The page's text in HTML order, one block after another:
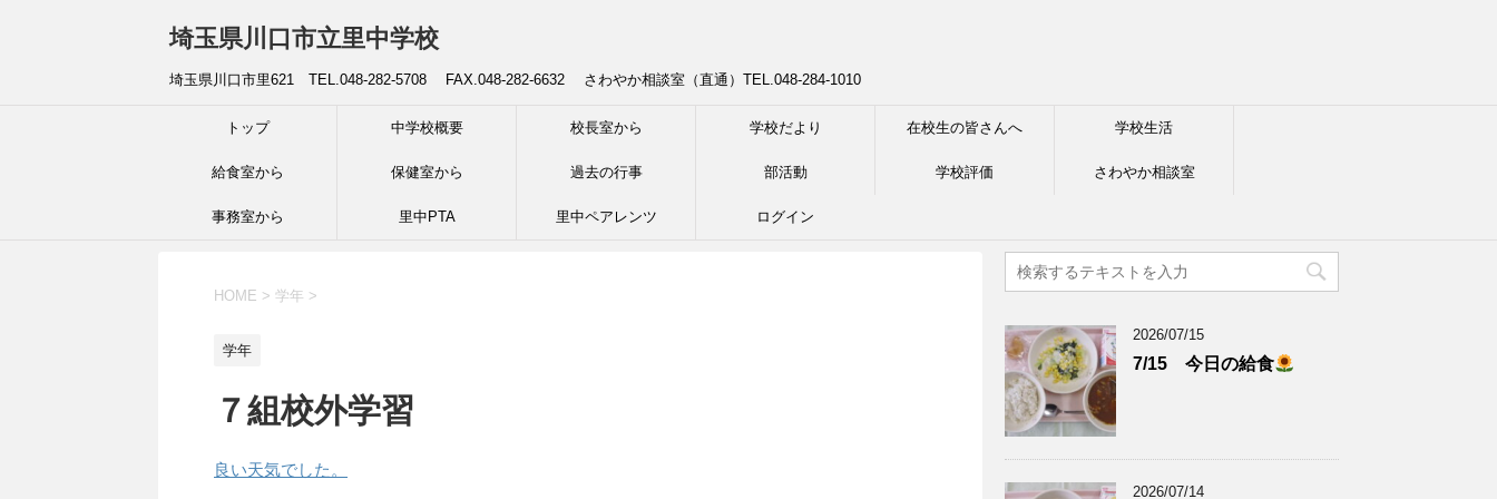
埼玉県川口市立里中学校
埼玉県川口市里621 TEL.048-282-5708 FAX.048-282-6632 さわやか相談室（直通）TEL.048-284-1010
トップ 中学校概要 校長室から 学校だより 在校生の皆さんへ 学校生活
給食室から 保健室から 過去の行事 部活動 学校評価 さわやか相談室
事務室から 里中PTA 里中ペアレンツ ログイン
HOME > 学年 >
学年
７組校外学習
良い天気でした。
2026/07/15
7/15 今日の給食
2026/07/14